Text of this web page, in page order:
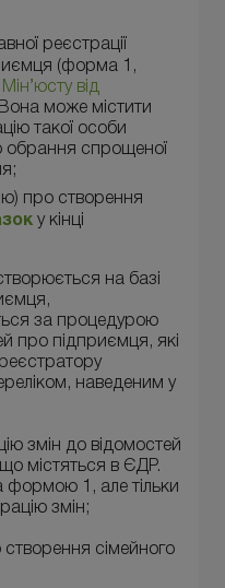
реєстрації
(форма 1,
від
може містити
такої особи
спрощеної
про створення
у кінці
на базі
за процедурою
про підприємця, які
наведеним у
змін до відомостей
містяться в ЄДР.
формою 1, але тільки
змін;
створення сімейного